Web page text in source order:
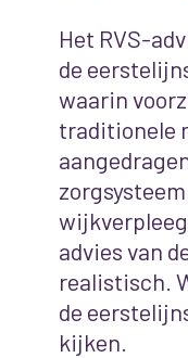
Het RVS-
de
waarin
traditionele
advies van
realistisch.
de
kijken.